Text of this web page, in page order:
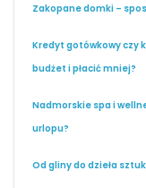
Zakopane domki –
Kredyt gotówkowy czy
budżet i płacić mniej?
Nadmorskie spa i
urlopu?
Od gliny do dzieła